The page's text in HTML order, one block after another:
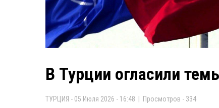
В Турции огласили
ТУРЦИЯ - 05 Июля 2026 - 16:48 | Просмотров - 334